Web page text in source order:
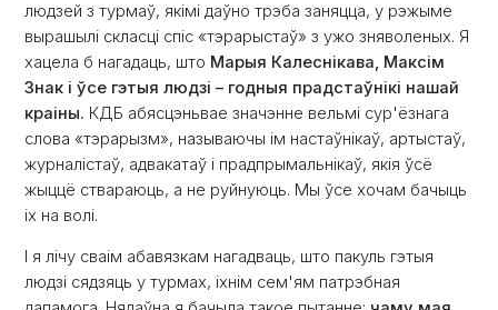
людзей з турмаў, якімі даўно трэба заняцца, у рэжыме
вырашылі скласці спіс «тэрарыстаў» з ужо зняволеных. Я
хацела б нагадаць, што Марыя Калеснікава, Максім
Знак і ўсе гэтыя людзі – годныя прадстаўнікі нашай
краіны. КДБ абясцэньвае значэнне вельмі сур'ёзнага
слова «тэрарызм», называючы ім настаўнікаў, артыстаў,
журналістаў, адвакатаў і прадпрымальнікаў, якія ўсё
жыццё ствараюць, а не руйнуюць. Мы ўсе хочам бачыць
іх на волі.
І я лічу сваім абавязкам нагадваць, што пакуль гэтыя
людзі сядзяць у турмах, іхнім сем'ям патрэбная